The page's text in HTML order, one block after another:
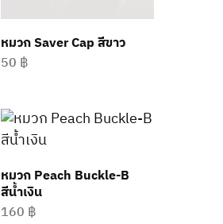
หมวก Saver Cap สีขาว
50 ฿
หมวก Peach Buckle-B
สีน้ำเงิน
160 ฿